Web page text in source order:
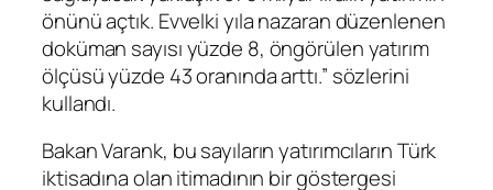
önünü açtık. Evvelki yıla nazaran düzenlenen
doküman sayısı yüzde 8, öngörülen yatırım
ölçüsü yüzde 43 oranında arttı.” sözlerini
kullandı.
Bakan Varank, bu sayıların yatırımcıların Türk
iktisadına olan itimadının bir göstergesi